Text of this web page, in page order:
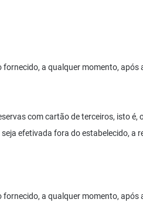
a qualquer momento, após
com cartão de terceiros, isto é,
efetivada fora do estabelecido, a
a qualquer momento, após